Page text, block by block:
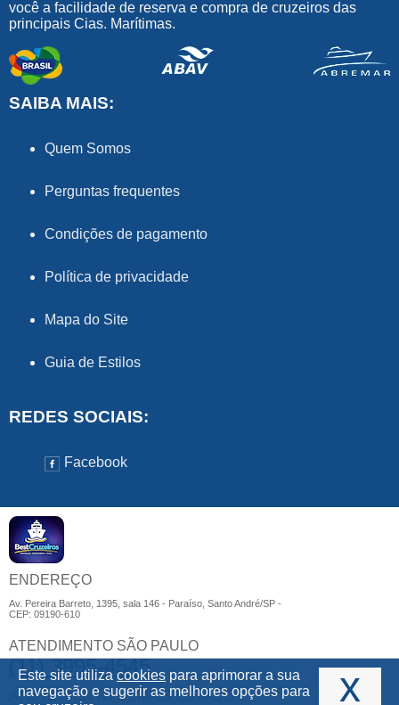
você a facilidade de reserva e compra de cruzeiros das
principais Cias. Marítimas.
SAIBA MAIS:
Quem Somos
Perguntas frequentes
Condições de pagamento
Política de privacidade
Mapa do Site
Guia de Estilos
REDES SOCIAIS:
Facebook
ENDEREÇO
Av. Pereira Barreto, 1395, sala 146 - Paraíso, Santo André/SP -
CEP: 09190-610
ATENDIMENTO SÃO PAULO
(11) 3995-4545
ATENDIMENTO DEMAIS ESTADOS x
Este site utiliza cookies para aprimorar a sua
navegação e sugerir as melhores opções para